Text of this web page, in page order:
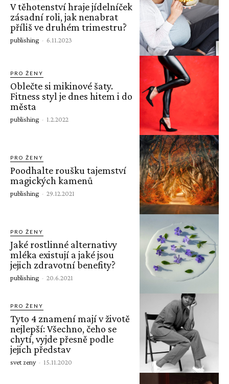
V těhotenství hraje jídelníček
zásadní roli, jak nenabrat
příliš ve druhém trimestru?
publishing - 6.11.2023
PRO ŽENY
Oblečte si mikinové šaty.
Fitness styl je dnes hitem i do
města
publishing - 1.2.2022
PRO ŽENY
Poodhalte roušku tajemství
magických kamenů
publishing - 29.12.2021
PRO ŽENY
Jaké rostlinné alternativy
mléka existují a jaké jsou
jejich zdravotní benefity?
publishing - 20.6.2021
PRO ŽENY
Tyto 4 znamení mají v životě
nejlepší: Všechno, čeho se
chytí, vyjde přesně podle
jejich představ
svet zeny - 15.11.2020